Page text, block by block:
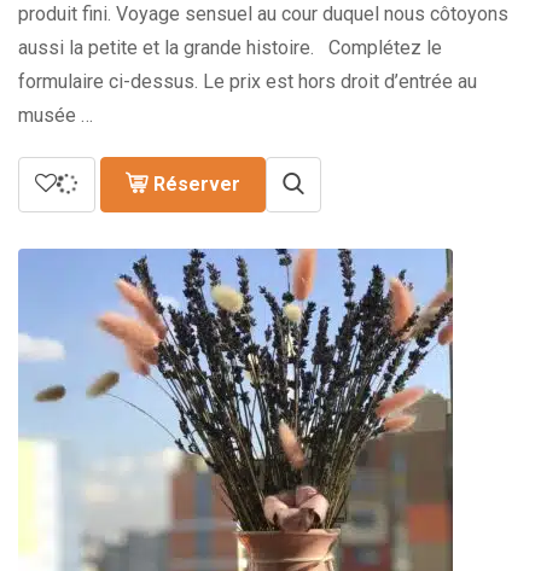
produit fini. Voyage sensuel au cour duquel nous côtoyons
aussi la petite et la grande histoire. Complétez le
formulaire ci-dessus. Le prix est hors droit d’entrée au
musée …
Réserver